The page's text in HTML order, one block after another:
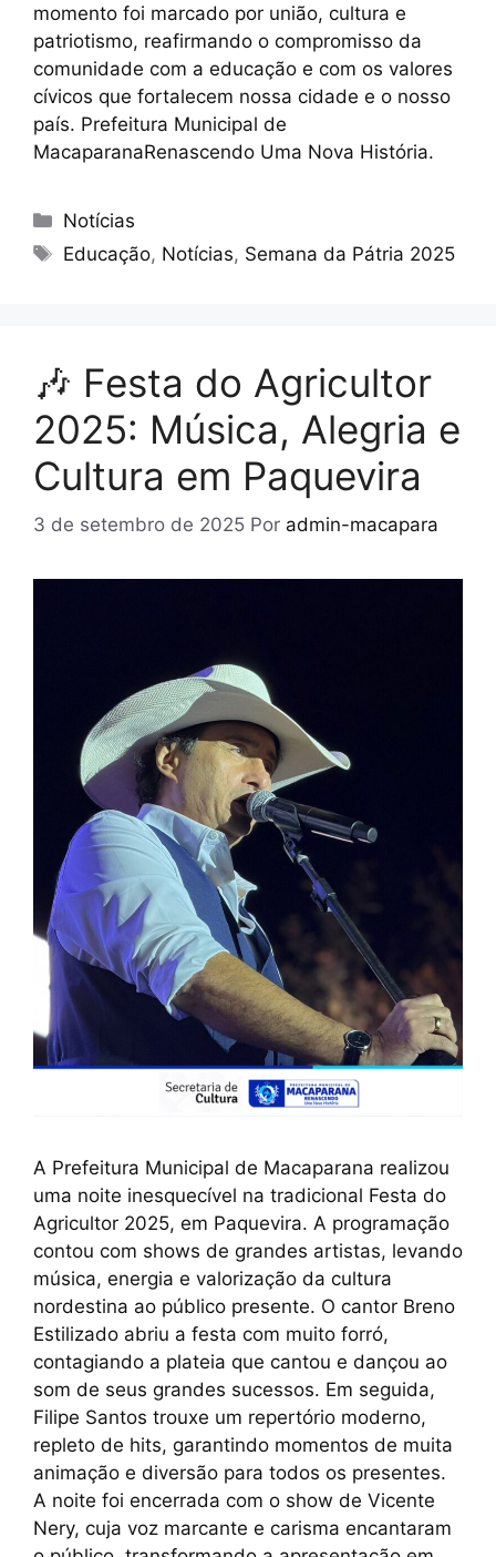
momento foi marcado por união, cultura e
patriotismo, reafirmando o compromisso da
comunidade com a educação e com os valores
cívicos que fortalecem nossa cidade e o nosso
país. Prefeitura Municipal de
MacaparanaRenascendo Uma Nova História.
Notícias
Educação, Notícias, Semana da Pátria 2025
🎶 Festa do Agricultor
2025: Música, Alegria e
Cultura em Paquevira
3 de setembro de 2025 Por admin-macapara
A Prefeitura Municipal de Macaparana realizou
uma noite inesquecível na tradicional Festa do
Agricultor 2025, em Paquevira. A programação
contou com shows de grandes artistas, levando
música, energia e valorização da cultura
nordestina ao público presente. O cantor Breno
Estilizado abriu a festa com muito forró,
contagiando a plateia que cantou e dançou ao
som de seus grandes sucessos. Em seguida,
Filipe Santos trouxe um repertório moderno,
repleto de hits, garantindo momentos de muita
animação e diversão para todos os presentes.
A noite foi encerrada com o show de Vicente
Nery, cuja voz marcante e carisma encantaram